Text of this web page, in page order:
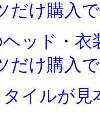
だけ購入
ッド・衣
だけ購入
イルが見